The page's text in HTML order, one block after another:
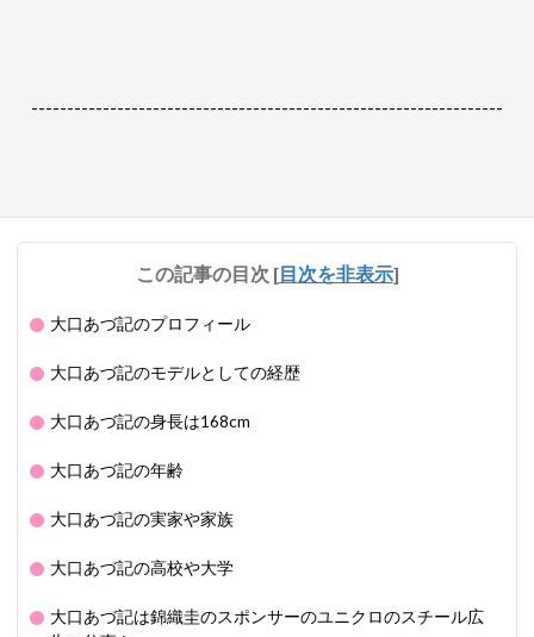
------------------------------------------------------------------
この記事の目次 [目次を非表示]
大口あづ記のプロフィール
大口あづ記のモデルとしての経歴
大口あづ記の身長は168cm
大口あづ記の年齢
大口あづ記の実家や家族
大口あづ記の高校や大学
大口あづ記は錦織圭のスポンサーのユニクロのスチール広